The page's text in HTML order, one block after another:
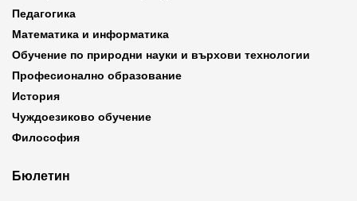
Педагогика
Математика и информатика
Обучение по природни науки и върхови технологии
Професионално образование
История
Чуждоезиково обучение
Философия
Бюлетин